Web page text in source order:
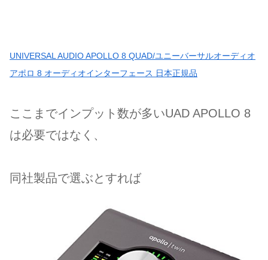
UNIVERSAL AUDIO APOLLO 8 QUAD/ユニーバーサルオーディオ
アポロ 8 オーディオインターフェース 日本正規品
ここまでインプット数が多いUAD APOLLO 8
は必要ではなく、
同社製品で選ぶとすれば